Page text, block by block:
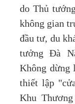
do Thủ
không gian
đầu tư, du
tưởng Đà
Không dừng
thiết lập
Khu